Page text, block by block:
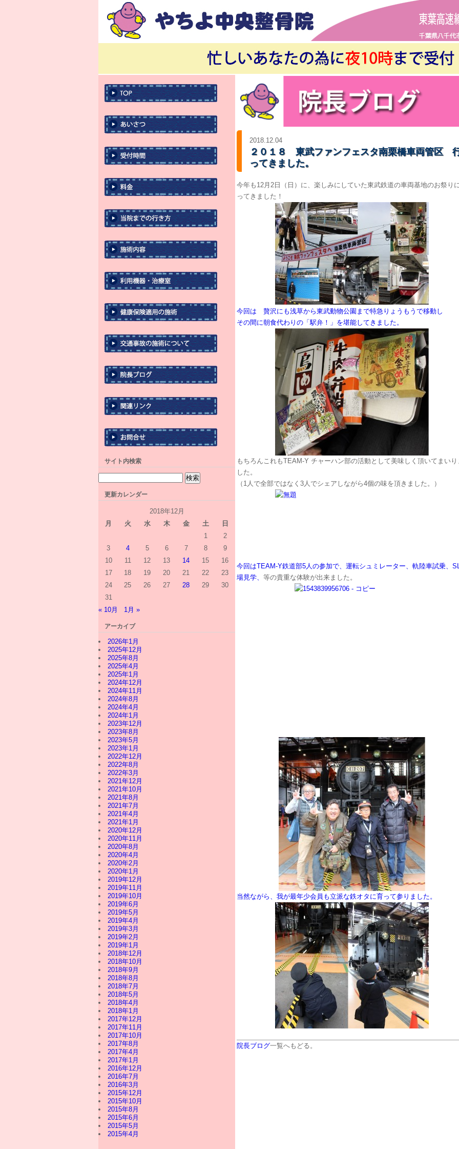
サイト内検索
更新カレンダー
2018年12月
月
火 水 木 金 土
日
1
2
3
4 5 6 7 8
9
10
11 12 13 14 15
16
17
18 19 20 21 22
23
24
25 26 27 28 29
30
31
« 10月
1月 »
アーカイブ
2026年1月
2025年12月
2025年8月
2025年4月
2025年1月
2024年12月
2024年11月
2024年8月
2024年4月
2024年1月
2023年12月
2023年8月
2023年5月
2023年1月
2022年12月
2022年8月
2022年3月
2021年12月
2021年10月
2021年8月
2021年7月
2021年4月
2021年1月
2020年12月
2020年11月
2020年8月
2020年4月
2020年2月
2020年1月
2019年12月
2019年11月
2019年10月
2019年6月
2019年5月
2019年4月
2019年3月
2019年2月
2019年1月
2018年12月
2018年10月
2018年9月
2018年8月
2018年7月
2018年5月
2018年4月
2018年1月
2017年12月
2017年11月
2017年10月
2017年8月
2017年4月
2017年1月
2016年12月
2016年7月
2016年3月
2015年12月
2015年10月
2015年8月
2015年6月
2015年5月
2015年4月
2018.12.04
２０１８ 東武ファンフェスタ南栗橋車両管区
ってきました。
今年も12月2日（日）に、楽しみにしていた東武鉄道の車両基地のお祭り
ってきました！
今回は 贅沢にも浅草から東武動物公園まで特急りょうもうで移動し
その間に朝食代わりの「駅弁！」を堪能してきました。
もちろんこれもTEAM-Y チャーハン部の活動として美味しく頂いてまいり
した。
（1人で全部ではなく3人でシェアしながら4個の味を頂きました。）
今回はTEAM-Y鉄道部5人の参加で、運転シュミレーター、軌陸車試乗、
場見学、 等の貴重な体験が出来ました。
当然ながら、我が最年少会員も立派な鉄オタに育って参りました。
院長ブログ一覧へもどる。